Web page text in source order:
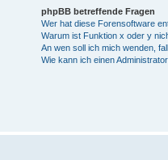
phpBB betreffende Fragen
Wer hat diese Forensoftware
Warum ist Funktion x oder y
An wen soll ich mich wenden,
Wie kann ich einen